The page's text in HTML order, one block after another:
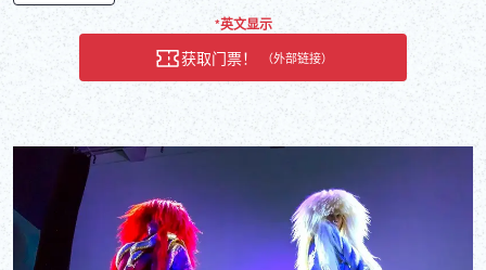
*英文显示
获取门票！ （外部链接）